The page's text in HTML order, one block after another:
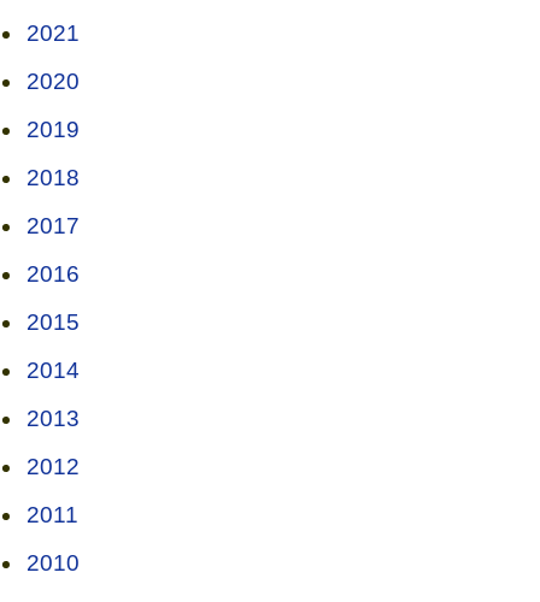
2021
2020
2019
2018
2017
2016
2015
2014
2013
2012
2011
2010